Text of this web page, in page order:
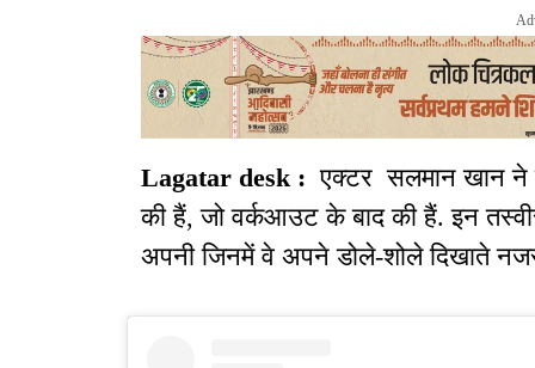
Lagatar desk : एक्टर सलमान खान ने
की हैं, जो वर्कआउट के बाद की हैं. इन
अपनी जिनमें वे अपने डोले-शोले दिखाते